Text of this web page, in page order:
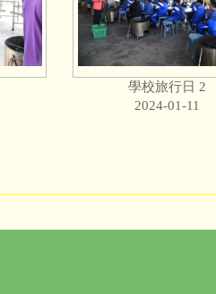
學校旅行日 2
2024-01-11